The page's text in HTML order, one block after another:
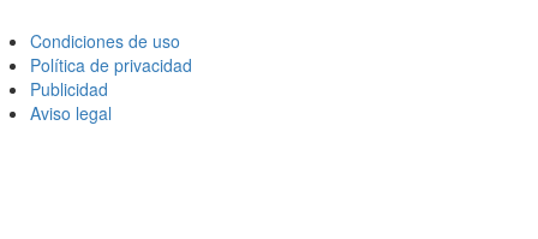
Condiciones de uso
Política de privacidad
Publicidad
Aviso legal